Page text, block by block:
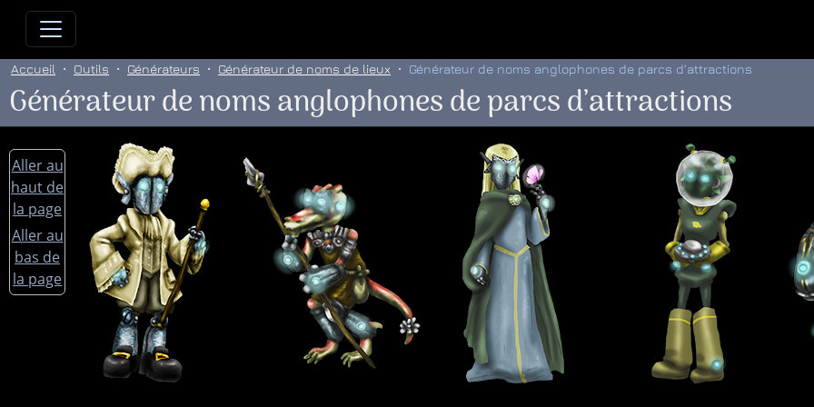
Allez directement au contenu
Accueil Outils Générateurs Générateur de noms de lieux Générateur de noms anglophones de parcs d’attractions
Générateur de noms anglophones de parcs d’attractions
Aller au
haut de
la page
Aller au
bas de
la page